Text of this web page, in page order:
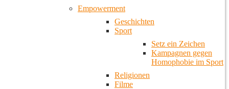
Empowerment
Geschichten
Sport
Setz ein Zeichen
Kampagnen gegen
Homophobie im Sport
Religionen
Filme